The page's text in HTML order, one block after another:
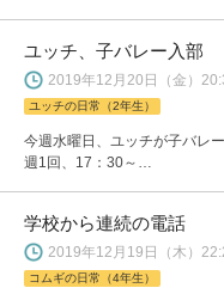
ユッチ、子バレー入部
2019年12月20日（金）
ユッチの日常（2年生）
今週水曜日、ユッチが子バレ
週1回、17：30～…
学校から連続の電話
2019年12月19日（木）
コムギの日常（4年生）